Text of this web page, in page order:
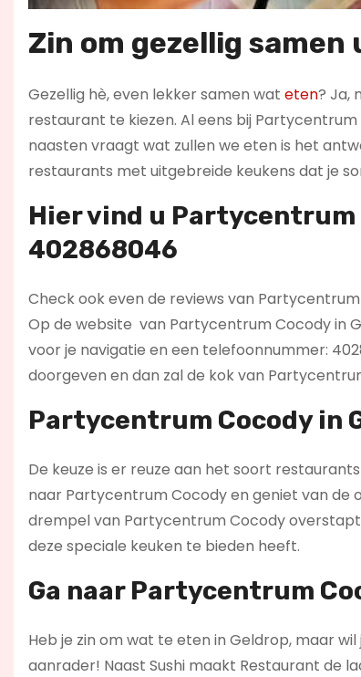
Zin om gezellig
Gezellig hè, even lekker samen wat eten? Ja,
restaurant te kiezen. Al eens bij
naasten vraagt wat zullen we eten is het
restaurants met uitgebreide keukens dat je
Hier vind u Partycentrum
402868046
Check ook even de reviews van
Op de website van Partycentrum Cocody in
voor je navigatie en een telefoonnummer:
doorgeven en dan zal de kok van
Partycentrum Cocody in
De keuze is er reuze aan het soort
naar Partycentrum Cocody en geniet van de
drempel van Partycentrum Cocody
deze speciale keuken te bieden heeft.
Ga naar Partycentrum
Heb je zin om wat te eten in Geldrop, maar
aanrader! Naast Sushi maakt Restaurant de